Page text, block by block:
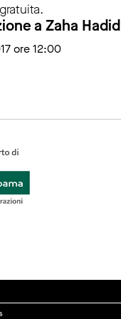
a Zaha Hadid
ore 12:00